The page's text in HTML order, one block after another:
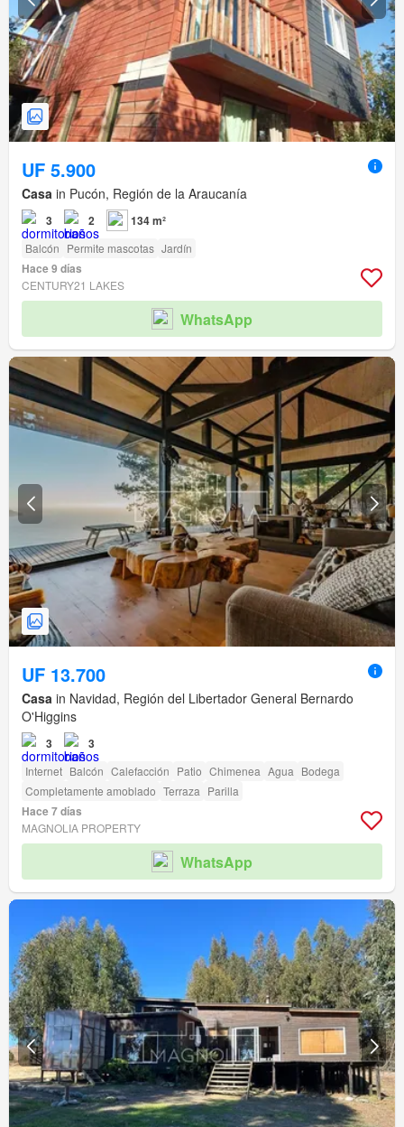
UF 5.900
Casa in Pucón, Región de la Araucanía
3 2 134 m²
Balcón Permite mascotas Jardín
Hace 9 días
CENTURY21 LAKES
WhatsApp
UF 13.700
Casa in Navidad, Región del Libertador General Bernardo
O'Higgins
3 3
Internet Balcón Calefacción Patio Chimenea Agua Bodega
Completamente amoblado Terraza Parilla
Hace 7 días
MAGNOLIA PROPERTY
WhatsApp